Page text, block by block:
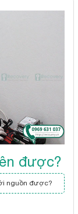
được?
nguồn được?